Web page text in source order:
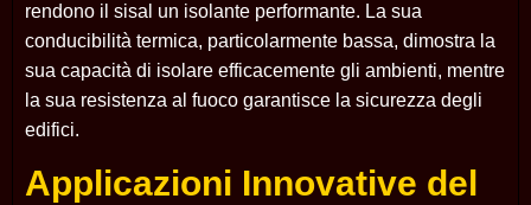
rendono il sisal un isolante performante. La sua
conducibilità termica, particolarmente bassa, dimostra la
sua capacità di isolare efficacemente gli ambienti, mentre
la sua resistenza al fuoco garantisce la sicurezza degli
edifici.
Applicazioni Innovative del